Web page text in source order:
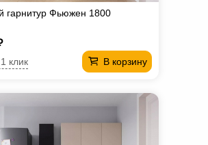
гарнитур Фьюжен 1800
В корзину
клик